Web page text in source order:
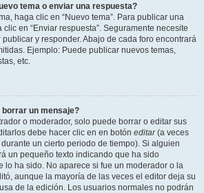
tema o enviar una respuesta?
haga clic en “Nuevo tema”. Para publicar una
en “Enviar respuesta”. Seguramente necesite
y responder. Abajo de cada foro encontrará
Ejemplo: Puede publicar nuevos temas,
etc.
borrar un mensaje?
o moderador, solo puede borrar o editar sus
debe hacer clic en en botón editar(a veces
un cierto periodo de tiempo). Si alguien
un pequeño texto indicando que ha sido
lo ha sido. No aparece si fue un moderador o la
aunque la mayoría de las veces el editor deja su
de la edición. Los usuarios normales no podrán